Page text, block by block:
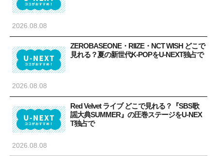
2026.08.08
ZEROBASEONE・RIIZE・NCT WISH どこで
見れる？夏の新世代K-POPをU-NEXT独占で
2026.08.08
Red Velvet ライブ どこで見れる？『SBS歌
謡大典SUMMER』の圧巻ステージをU-NEX
T独占で
2026.08.08